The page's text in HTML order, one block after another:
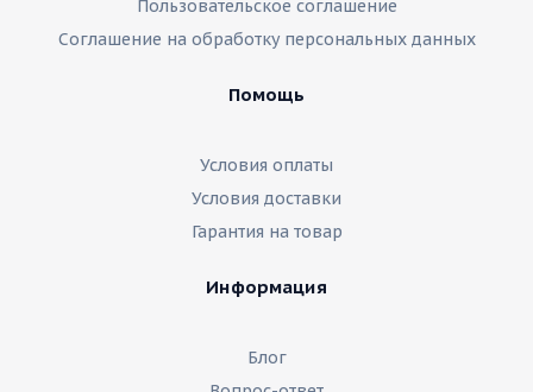
Пользовательское соглашение
Соглашение на обработку персональных данных
Помощь
Условия оплаты
Условия доставки
Гарантия на товар
Информация
Блог